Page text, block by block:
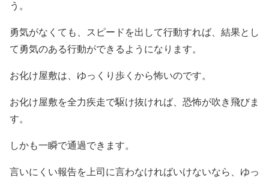
う。
勇気がなくても、スピードを出して行動すれば、結果とし
て勇気のある行動ができるようになります。
お化け屋敷は、ゆっくり歩くから怖いのです。
お化け屋敷を全力疾走で駆け抜ければ、恐怖が吹き飛びま
す。
しかも一瞬で通過できます。
言いにくい報告を上司に言わなければいけないなら、ゆっ